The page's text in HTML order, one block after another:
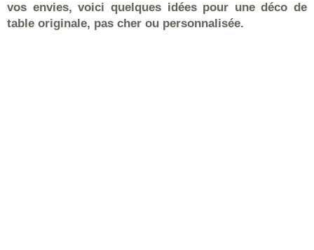
vos envies, voici quelques idées pour une déco de
table originale, pas cher ou personnalisée.